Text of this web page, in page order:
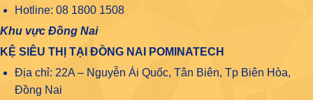
Hotline: 08 1800 1508
Khu vực Đồng Nai
KỆ SIÊU THỊ TẠI ĐỒNG NAI POMINATECH
Địa chỉ: 22A – Nguyễn Ái Quốc, Tân Biên, Tp Biên Hòa,
Đồng Nai